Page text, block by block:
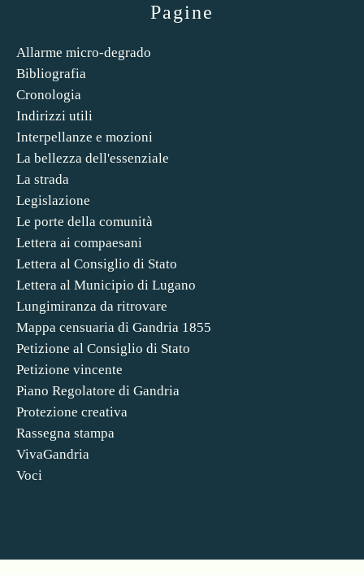
Pagine
Allarme micro-degrado
Bibliografia
Cronologia
Indirizzi utili
Interpellanze e mozioni
La bellezza dell'essenziale
La strada
Legislazione
Le porte della comunità
Lettera ai compaesani
Lettera al Consiglio di Stato
Lettera al Municipio di Lugano
Lungimiranza da ritrovare
Mappa censuaria di Gandria 1855
Petizione al Consiglio di Stato
Petizione vincente
Piano Regolatore di Gandria
Protezione creativa
Rassegna stampa
VivaGandria
Voci